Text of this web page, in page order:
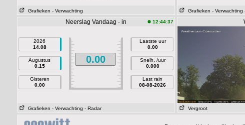
Grafieken - Verwachting Grafieken - Verwachting
Neerslag Vandaag - in 12:44:37
2026
14.08
Augustus
0.15
Gisteren
0.00
0.00
Laatste uur
0.00
Snelh. /uur
0.000
Last rain
08-08-2026
Grafieken - Verwachting - Radar Vergroot